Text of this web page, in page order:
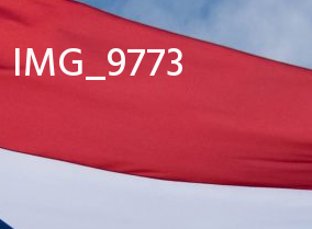
IMG_9773